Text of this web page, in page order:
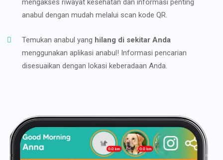
mengakses riwayat kesehatan dan informasi penting
anabul dengan mudah melalui scan kode QR.
Temukan anabul yang hilang di sekitar Anda
menggunakan aplikasi anabul! Informasi pencarian
disesuaikan dengan lokasi keberadaan Anda.